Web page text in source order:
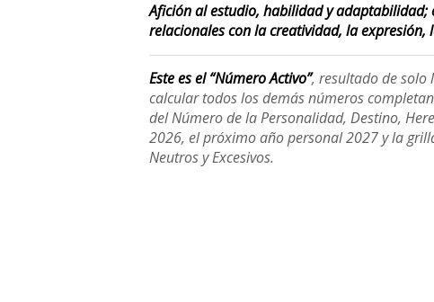
Afición al estudio, habilidad y adaptabilidad;
relacionales con la creatividad, la expresión,
Este es el “Número Activo”, resultado de solo
calcular todos los demás números
del Número de la Personalidad, Destino,
2026, el próximo año personal 2027 y la
Neutros y Excesivos.